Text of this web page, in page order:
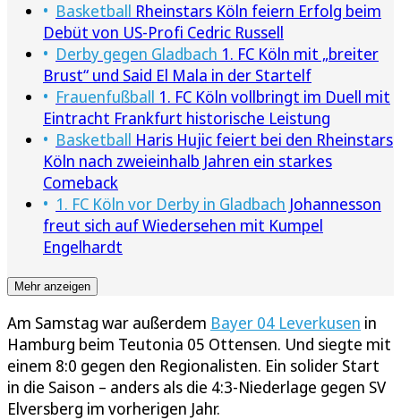
Basketball Rheinstars Köln feiern Erfolg beim
Debüt von US-Profi Cedric Russell
Derby gegen Gladbach 1. FC Köln mit „breiter
Brust“ und Said El Mala in der Startelf
Frauenfußball 1. FC Köln vollbringt im Duell mit
Eintracht Frankfurt historische Leistung
Basketball Haris Hujic feiert bei den Rheinstars
Köln nach zweieinhalb Jahren ein starkes
Comeback
1. FC Köln vor Derby in Gladbach Johannesson
freut sich auf Wiedersehen mit Kumpel
Engelhardt
Mehr anzeigen
Am Samstag war außerdem Bayer 04 Leverkusen in
Hamburg beim Teutonia 05 Ottensen. Und siegte mit
einem 8:0 gegen den Regionalisten. Ein solider Start
in die Saison – anders als die 4:3-Niederlage gegen SV
Elversberg im vorherigen Jahr.